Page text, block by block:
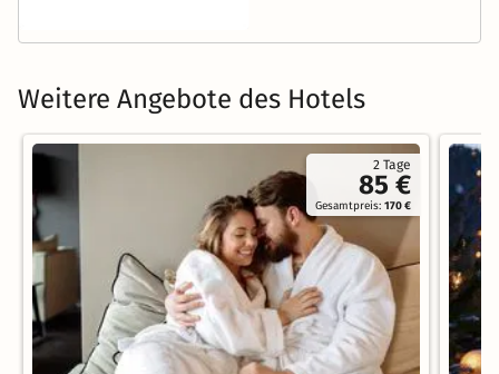
Weitere Angebote des Hotels
2 Tage
85 €
Gesamtpreis:170 €